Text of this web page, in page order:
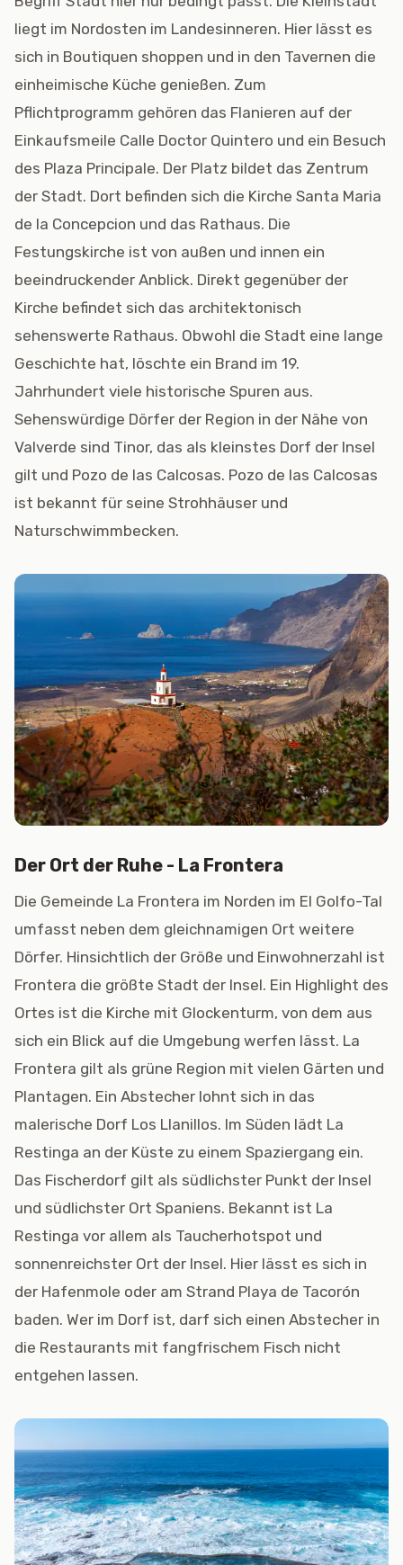
liegt im Nordosten im Landesinneren. Hier lässt es
sich in Boutiquen shoppen und in den Tavernen die
einheimische Küche genießen. Zum
Pflichtprogramm gehören das Flanieren auf der
Einkaufsmeile Calle Doctor Quintero und ein Besuch
des Plaza Principale. Der Platz bildet das Zentrum
der Stadt. Dort befinden sich die Kirche Santa Maria
de la Concepcion und das Rathaus. Die
Festungskirche ist von außen und innen ein
beeindruckender Anblick. Direkt gegenüber der
Kirche befindet sich das architektonisch
sehenswerte Rathaus. Obwohl die Stadt eine lange
Geschichte hat, löschte ein Brand im 19.
Jahrhundert viele historische Spuren aus.
Sehenswürdige Dörfer der Region in der Nähe von
Valverde sind Tinor, das als kleinstes Dorf der Insel
gilt und Pozo de las Calcosas. Pozo de las Calcosas
ist bekannt für seine Strohhäuser und
Naturschwimmbecken.
Der Ort der Ruhe - La Frontera
Die Gemeinde La Frontera im Norden im El Golfo-Tal
umfasst neben dem gleichnamigen Ort weitere
Dörfer. Hinsichtlich der Größe und Einwohnerzahl ist
Frontera die größte Stadt der Insel. Ein Highlight des
Ortes ist die Kirche mit Glockenturm, von dem aus
sich ein Blick auf die Umgebung werfen lässt. La
Frontera gilt als grüne Region mit vielen Gärten und
Plantagen. Ein Abstecher lohnt sich in das
malerische Dorf Los Llanillos. Im Süden lädt La
Restinga an der Küste zu einem Spaziergang ein.
Das Fischerdorf gilt als südlichster Punkt der Insel
und südlichster Ort Spaniens. Bekannt ist La
Restinga vor allem als Taucherhotspot und
sonnenreichster Ort der Insel. Hier lässt es sich in
der Hafenmole oder am Strand Playa de Tacorón
baden. Wer im Dorf ist, darf sich einen Abstecher in
die Restaurants mit fangfrischem Fisch nicht
entgehen lassen.